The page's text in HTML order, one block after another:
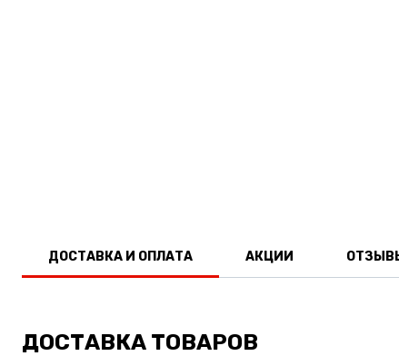
ДОСТАВКА И ОПЛАТА АКЦИИ
ДОСТАВКА ТОВАРОВ